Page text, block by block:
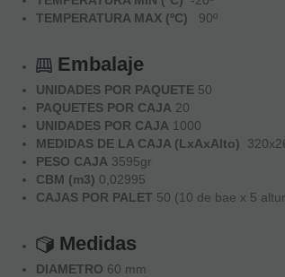
TEMPERATURA MAX (ºC) 90º
Embalaje
UNIDADES POR PAQUETE 50
PAQUETES POR CAJA 20
UNIDADES POR CAJA 1000
MEDIDAS DE LA CAJA (LxAxAlto)
PESO CAJA 3595gr
CBM (m3) 0,02995
CAJAS POR PALET 50 (10 de bae x 5
Medidas
DIAMETRO 60 mm